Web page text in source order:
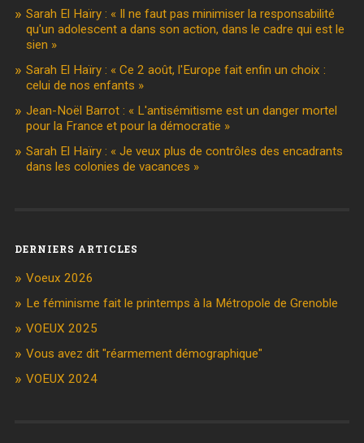
Sarah El Haïry : « Il ne faut pas minimiser la responsabilité
qu'un adolescent a dans son action, dans le cadre qui est le
sien »
Sarah El Haïry : « Ce 2 août, l'Europe fait enfin un choix :
celui de nos enfants »
Jean-Noël Barrot : « L'antisémitisme est un danger mortel
pour la France et pour la démocratie »
Sarah El Haïry : « Je veux plus de contrôles des encadrants
dans les colonies de vacances »
DERNIERS ARTICLES
Voeux 2026
Le féminisme fait le printemps à la Métropole de Grenoble
VOEUX 2025
Vous avez dit "réarmement démographique"
VOEUX 2024